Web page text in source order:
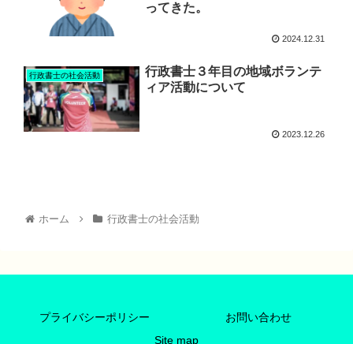
ってきた。
2024.12.31
行政書士の社会活動
行政書士３年目の地域ボランテ
ィア活動について
2023.12.26
ホーム 行政書士の社会活動
プライバシーポリシー
お問い合わせ
Site map